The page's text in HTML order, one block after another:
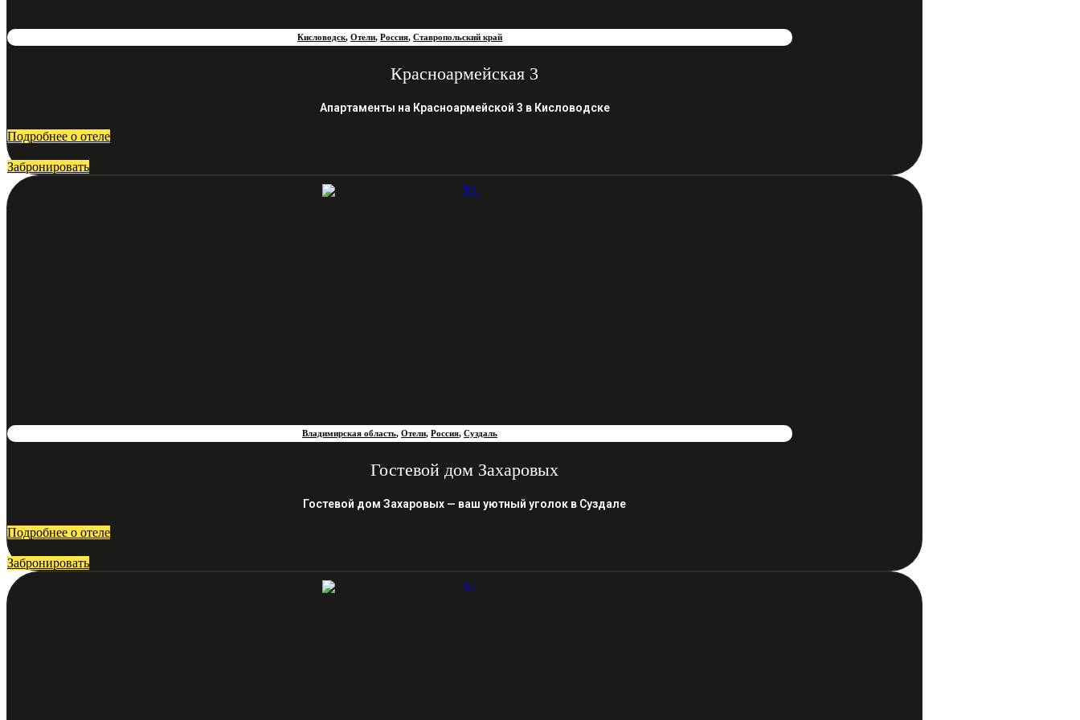
Кисловодск,Отели,Россия,Ставропольский край
Красноармейская 3
Апартаменты на Красноармейской 3 в Кисловодске
Подробнее о отеле
Забронировать
Владимирская область,Отели,Россия,Суздаль
Гостевой дом Захаровых
Гостевой дом Захаровых — ваш уютный уголок в Суздале
Подробнее о отеле
Забронировать